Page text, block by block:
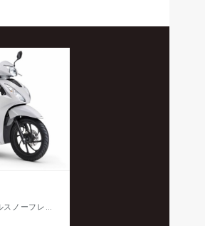
ホンダ / 110cc / パールスノーフレークホワイト